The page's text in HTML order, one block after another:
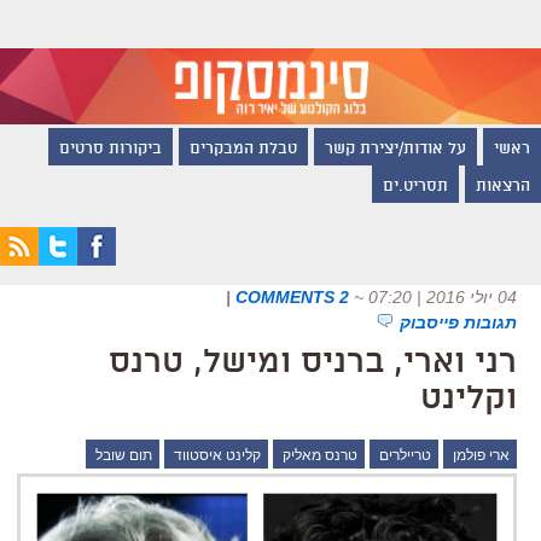
ראשי על אודות/יצירת קשר טבלת המבקרים ביקורות סרטים
הרצאות תסריט.ים
04 יולי 2016 | 07:20 ~
2 COMMENTS
|
תגובות פייסבוק
רני וארי, ברניס ומישל, טרנס
וקלינט
ארי פולמן טריילרים טרנס מאליק קלינט איסטווד תום שובל